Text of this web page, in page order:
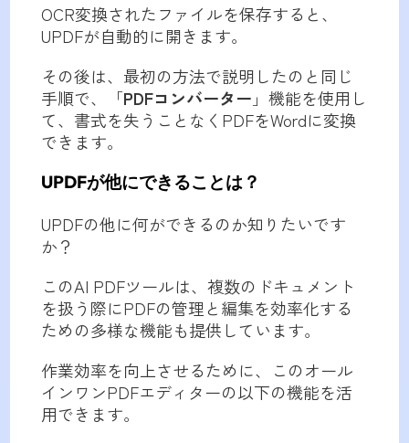
OCR変換されたファイルを保存すると、
UPDFが自動的に開きます。
その後は、最初の方法で説明したのと同じ
手順で、「PDFコンバーター 」機能を使用し
て、書式を失うことなくPDFをWordに変換
できます。
UPDFが他にできることは？
UPDFの他に何ができるのか知りたいです
か？
このAI PDFツールは、複数のドキュメント
を扱う際にPDFの管理と編集を効率化する
ための多様な機能も提供しています。
作業効率を向上させるために、このオール
インワンPDFエディターの以下の機能を活
用できます。